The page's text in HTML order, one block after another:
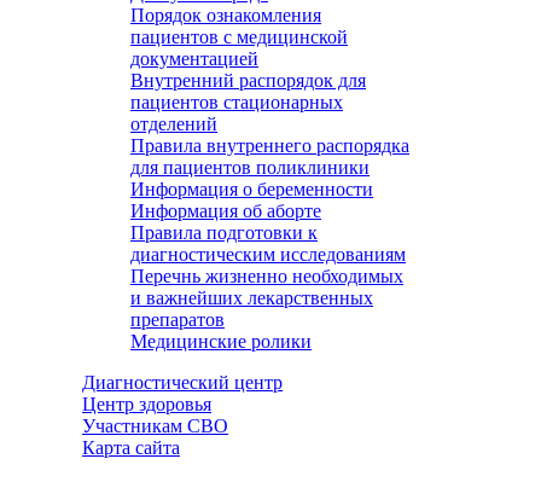
Порядок ознакомления
пациентов с медицинской
документацией
Внутренний распорядок для
пациентов стационарных
отделений
Правила внутреннего распорядка
для пациентов поликлиники
Информация о беременности
Информация об аборте
Правила подготовки к
диагностическим исследованиям
Перечнь жизненно необходимых
и важнейших лекарственных
препаратов
Медицинские ролики
Диагностический центр
Центр здоровья
Участникам СВО
Карта сайта